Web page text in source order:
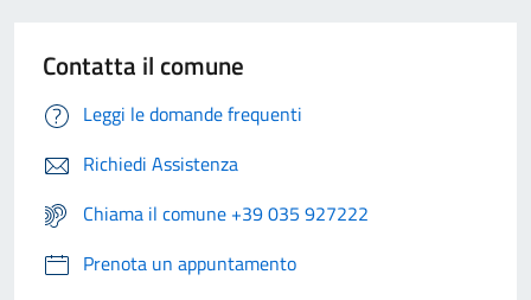
Contatta il comune
Leggi le domande frequenti
Richiedi Assistenza
Chiama il comune +39 035 927222
Prenota un appuntamento